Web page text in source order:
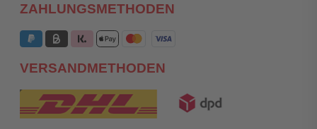
ZAHLUNGSMETHODEN
VERSANDMETHODEN